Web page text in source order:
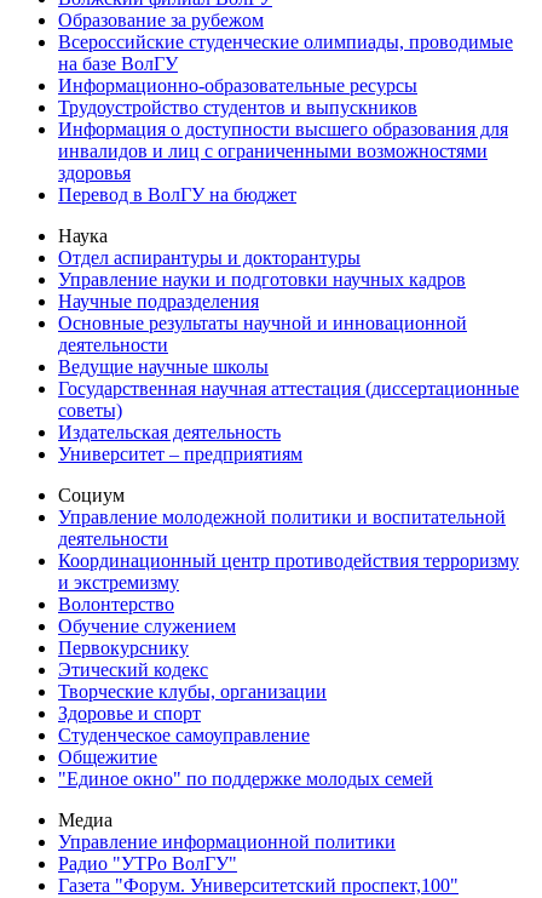
Образование за рубежом
Всероссийские студенческие олимпиады, проводимые
на базе ВолГУ
Информационно-образовательные ресурсы
Трудоустройство студентов и выпускников
Информация о доступности высшего образования для
инвалидов и лиц с ограниченными возможностями
здоровья
Перевод в ВолГУ на бюджет
Наука
Отдел аспирантуры и докторантуры
Управление науки и подготовки научных кадров
Научные подразделения
Основные результаты научной и инновационной
деятельности
Ведущие научные школы
Государственная научная аттестация (диссертационные
советы)
Издательская деятельность
Университет – предприятиям
Социум
Управление молодежной политики и воспитательной
деятельности
Координационный центр противодействия терроризму
и экстремизму
Волонтерство
Обучение служением
Первокурснику
Этический кодекс
Творческие клубы, организации
Здоровье и спорт
Студенческое самоуправление
Общежитие
"Единое окно" по поддержке молодых семей
Медиа
Управление информационной политики
Радио "УТРо ВолГУ"
Газета "Форум. Университетский проспект,100"